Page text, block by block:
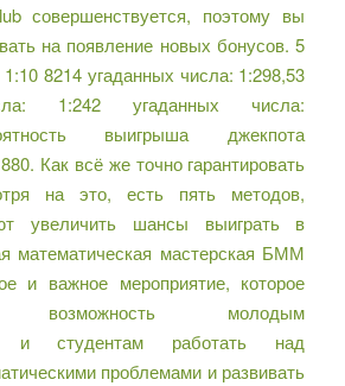
совершенствуется, поэтому вы
на появление новых бонусов. 5
8214 угаданных числа: 1:298,53
1:242 угаданных числа:
выигрыша джекпота
Как всё же точно гарантировать
на это, есть пять методов,
увеличить шансы выиграть в
математическая мастерская БММ
и важное мероприятие, которое
возможность молодым
и студентам работать над
проблемами и развивать